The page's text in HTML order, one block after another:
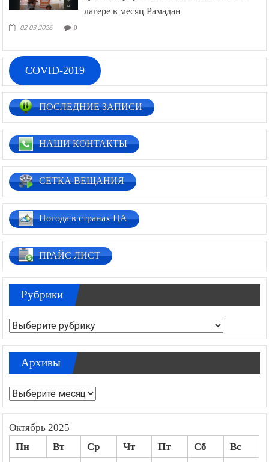
лагере в месяц Рамадан
02.03.2026 0
COVID-2019
ПОСЛЕДНИЕ ЗАПИСИ
НАШИ КОНТАКТЫ
СЕТКА ВЕЩАНИЯ
Погода в странах ЦА
ПРАЙС ЛИСТ
Рубрики
Рубрики
Архивы
Архивы
Октябрь 2025
Пн Вт Ср Чт Пт Сб
Вс